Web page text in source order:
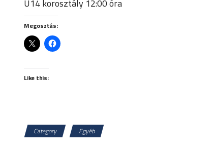
U14 korosztály 12:00 óra
Megosztás:
Like this:
Category Egyéb